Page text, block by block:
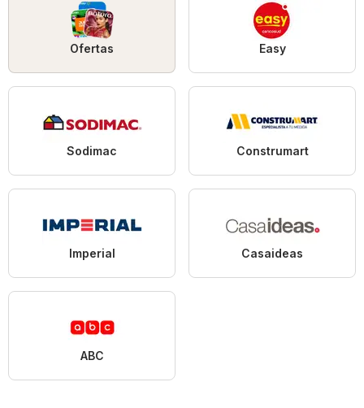
Ofertas Easy
Sodimac Construmart
Imperial Casaideas
ABC